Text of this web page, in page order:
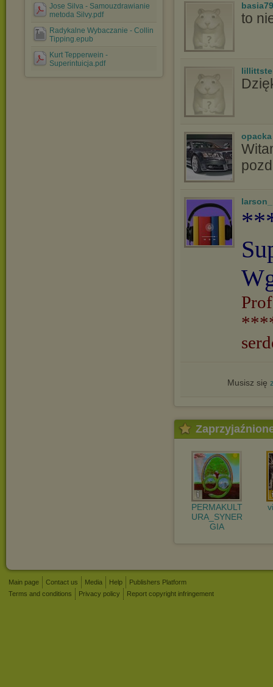
Jose Silva - Samouzdrawianie
metoda Silvy.pdf
Radykalne Wybaczanie - Collin
Tipping.epub
Kurt Tepperwein -
Superintuicja.pdf
to
opacka
Musisz się
PERMAKULT
URA_SYNER
GIA
Main page Contact us Media Help
Publishers Platform
Terms and conditions
Privacy policy Report copyright infringement